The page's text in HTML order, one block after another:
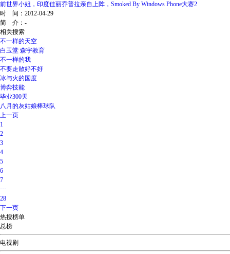
前世界小姐，印度佳丽乔普拉亲自上阵，Smoked By Windows Phone大赛2
时 间： 2012-04-29
简 介： -
相关搜索
不一样的天空
白玉堂 森宇教育
不一样的我
不要走散好不好
冰与火的国度
博弈技能
毕业300天
八月的灰姑娘棒球队
上一页
1
2
3
4
5
6
7
···
28
下一页
热搜榜单
总榜
电视剧